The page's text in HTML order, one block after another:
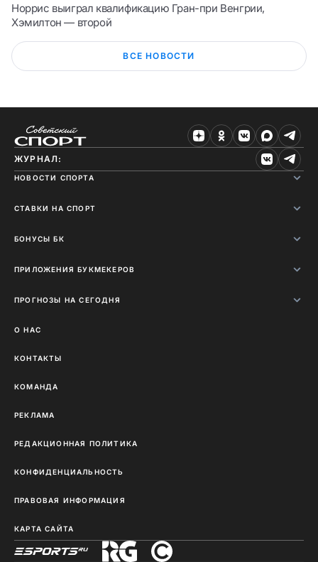
Норрис выиграл квалификацию Гран-при Венгрии,
Хэмилтон — второй
ВСЕ НОВОСТИ
ЖУРНАЛ:
НОВОСТИ СПОРТА
СТАВКИ НА СПОРТ
БОНУСЫ БК
ПРИЛОЖЕНИЯ БУКМЕКЕРОВ
ПРОГНОЗЫ НА СЕГОДНЯ
О НАС
КОНТАКТЫ
КОМАНДА
РЕКЛАМА
РЕДАКЦИОННАЯ ПОЛИТИКА
КОНФИДЕНЦИАЛЬНОСТЬ
ПРАВОВАЯ ИНФОРМАЦИЯ
КАРТА САЙТА